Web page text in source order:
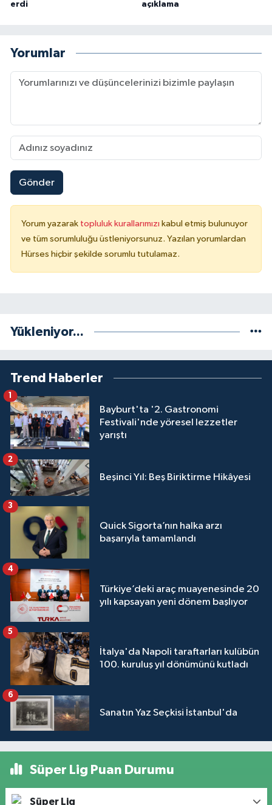
erdi açıklama
Yorumlar
Gönder
Yorum yazarak topluluk kurallarımızı kabul etmiş bulunuyor
ve tüm sorumluluğu üstleniyorsunuz. Yazılan yorumlardan
Hürses hiçbir şekilde sorumlu tutulamaz.
Yükleniyor...
Trend Haberler
Bayburt'ta '2. Gastronomi
Festivali'nde yöresel lezzetler
yarıştı
1
Beşinci Yıl: Beş Biriktirme Hikâyesi
2
Quick Sigorta’nın halka arzı
başarıyla tamamlandı
3
Türkiye’deki araç muayenesinde 20
yılı kapsayan yeni dönem başlıyor
4
İtalya'da Napoli taraftarları kulübün
100. kuruluş yıl dönümünü kutladı
5
Sanatın Yaz Seçkisi İstanbul'da
6
Süper Lig Puan Durumu
Süper Lig